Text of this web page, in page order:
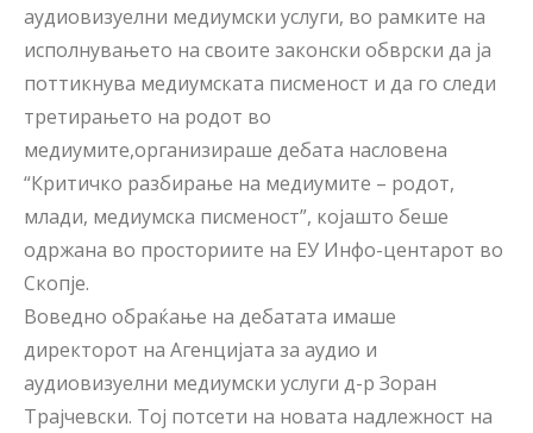
аудиовизуелни медиумски услуги, во рамките на
исполнувањето на своите законски обврски да ја
поттикнува медиумската писменост и да го следи
третирањето на родот во
медиумите,организираше дебата насловена
“Критичко разбирање на медиумите – родот,
млади, медиумска писменост”, којашто беше
одржана во просториите на ЕУ Инфо-центарот во
Скопје.
Воведно обраќање на дебатата имаше
директорот на Агенцијата за аудио и
аудиовизуелни медиумски услуги д-р Зоран
Трајчевски. Тој потсети на новата надлежност на